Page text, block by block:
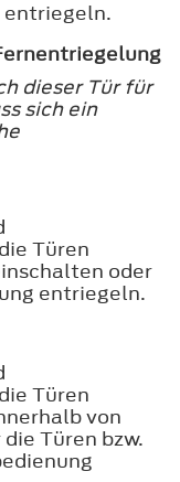
entriegeln.
dieser Tür für
sich ein
Türen
oder
entriegeln.
Türen
von
Türen bzw.